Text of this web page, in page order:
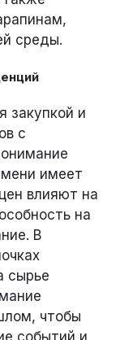
среды.
закупкой и
с
имеет
влияют на
на
В
сырье
чтобы